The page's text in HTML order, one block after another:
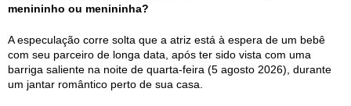
menininho ou menininha?
A especulação corre solta que a atriz está à espera de um bebê
com seu parceiro de longa data, após ter sido vista com uma
barriga saliente na noite de quarta-feira (5 agosto 2026), durante
um jantar romântico perto de sua casa.